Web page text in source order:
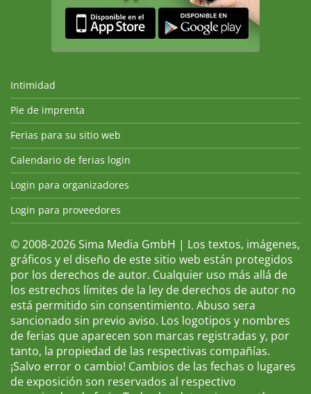
Intimidad
Pie de imprenta
Ferias para su sitio web
Calendario de ferias login
Login para organizadores
Login para proveedores
© 2008-2026 Sima Media GmbH | Los textos, imágenes,
gráficos y el diseño de este sitio web están protegidos
por los derechos de autor. Cualquier uso más allá de
los estrechos límites de la ley de derechos de autor no
está permitido sin consentimiento. Abuso sera
sancionado sin previo aviso. Los logotipos y nombres
de ferias que aparecen son marcas registradas y, por
tanto, la propiedad de las respectivas compañías.
¡Salvo error o cambio! Cambios de las fechas o lugares
de exposición son reservados al respectivo